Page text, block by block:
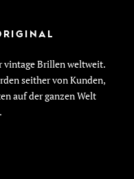
vintage Brillen weltweit.
seither von Kunden,
auf der ganzen Welt